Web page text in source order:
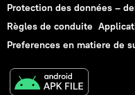
Protection des données –
Règles de conduite
Preferences en matiere de